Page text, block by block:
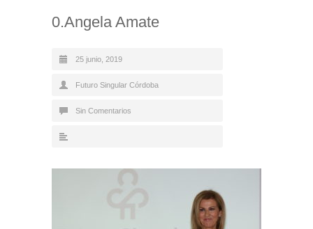
0.Angela Amate
25 junio, 2019
Futuro Singular Córdoba
Sin Comentarios